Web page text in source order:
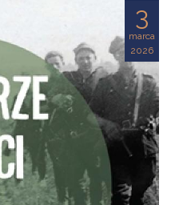
3
marca
2026